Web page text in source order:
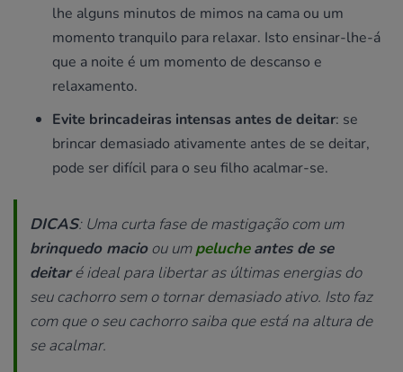
lhe alguns minutos de mimos na cama ou um
momento tranquilo para relaxar. Isto ensinar-lhe-á
que a noite é um momento de descanso e
relaxamento.
Evite brincadeiras intensas antes de deitar: se
brincar demasiado ativamente antes de se deitar,
pode ser difícil para o seu filho acalmar-se.
DICAS: Uma curta fase de mastigação com um
brinquedo macioou umpeluche antes de se
deitaré ideal para libertar as últimas energias do
seu cachorro sem o tornar demasiado ativo. Isto faz
com que o seu cachorro saiba que está na altura de
se acalmar.